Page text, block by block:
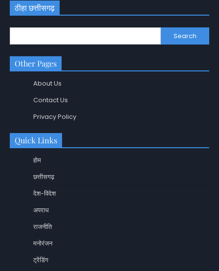
ठीहा छत्तीसगढ़
Search
Other Pages
About Us
Contact Us
Privacy Policy
Quick Links
होम
छत्तीसगढ़
देश-विदेश
अपराध
राजनीति
मनोरंजन
ट्रेंडिंग